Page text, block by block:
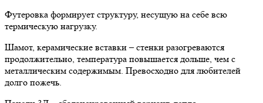
Футеровка формирует структуру, несущую на себе всю
термическую нагрузку.
Шамот, керамические вставки – стенки разогреваются
продолжительно, температура повышается дольше, чем с
металлическим содержимым. Превосходно для любителей
долго пожечь.